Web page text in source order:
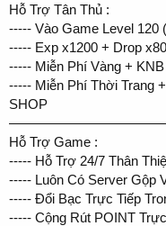
Hỗ Trợ Tân Thủ :
----- Vào Game Level 120
----- Exp x1200 + Drop
----- Miễn Phí Vàng +
----- Miễn Phí Thời Trang
SHOP
Hỗ Trợ Game :
----- Hỗ Trợ 24/7 Thân
----- Luôn Có Server Gộp
----- Đổi Bạc Trực Tiếp
----- Cộng Rút POINT